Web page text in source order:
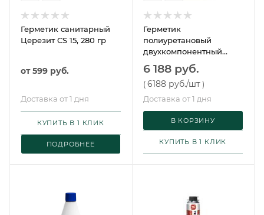
Герметик санитарный
Церезит CS 15, 280 гр
от599 руб.
Доставка от 1 дня
ПОДРОБНЕЕ
КУПИТЬ В 1 КЛИК
Герметик
полиуретановый
двухкомпонентный
серый 24 Классик 2К 16,5
кг Сазиласт
6 188 руб.
(6188 руб./шт )
Доставка от 1 дня
В КОРЗИНУ
КУПИТЬ В 1 КЛИК